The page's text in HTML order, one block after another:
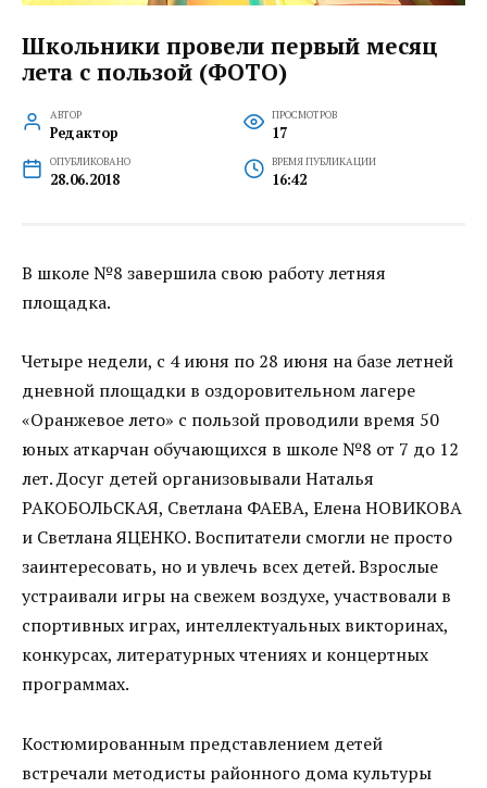
Школьники провели первый месяц
лета с пользой (ФОТО)
АВТОР
Редактор
ПРОСМОТРОВ
17
ОПУБЛИКОВАНО
28.06.2018
ВРЕМЯ ПУБЛИКАЦИИ
16:42
В школе №8 завершила свою работу летняя
площадка.
Четыре недели, с 4 июня по 28 июня на базе летней
дневной площадки в оздоровительном лагере
«Оранжевое лето» с пользой проводили время 50
юных аткарчан обучающихся в школе №8 от 7 до 12
лет. Досуг детей организовывали Наталья
РАКОБОЛЬСКАЯ, Светлана ФАЕВА, Елена НОВИКОВА
и Светлана ЯЦЕНКО. Воспитатели смогли не просто
заинтересовать, но и увлечь всех детей. Взрослые
устраивали игры на свежем воздухе, участвовали в
спортивных играх, интеллектуальных викторинах,
конкурсах, литературных чтениях и концертных
программах.
Костюмированным представлением детей
встречали методисты районного дома культуры